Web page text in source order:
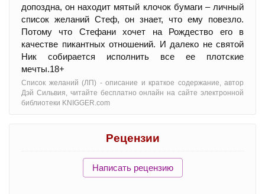
допоздна, он находит мятый клочок бумаги – личный
список желаний Стеф, он знает, что ему повезло.
Потому что Стефани хочет на Рождество его в
качестве пикантных отношений. И далеко не святой
Ник собирается исполнить все ее плотские
мечты.18+
Список желаний (ЛП) - oписание и краткое содержание, автор
Дэй Сильвия, читайте бесплатно онлайн на сайте электронной
библиотеки KNIGGER.com
Рецензии
Написать рецензию